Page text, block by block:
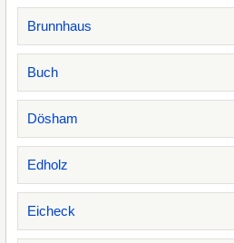
Brunnhaus
Buch
Dösham
Edholz
Eicheck